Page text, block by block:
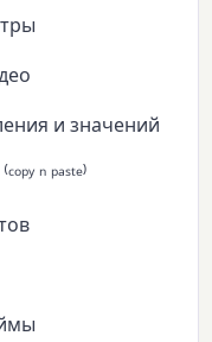
и значений
ⁿ ᵖᵃˢᵗᵉ⁾